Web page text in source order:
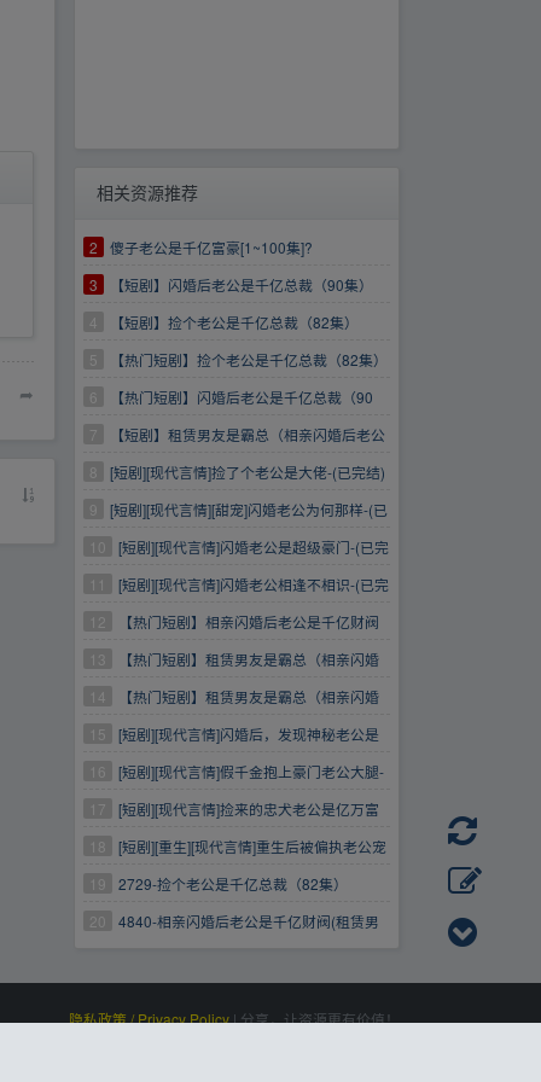
➦
相关资源推荐
2
傻子老公是千亿富豪[1~100集]?
3
【短剧】闪婚后老公是千亿总裁（90集）
4
【短剧】捡个老公是千亿总裁（82集）
5
【热门短剧】捡个老公是千亿总裁（82集）
6
【热门短剧】闪婚后老公是千亿总裁（90
集）
7
【短剧】租赁男友是霸总（相亲闪婚后老公
是千亿财阀）（89集）
8
[短剧][现代言情]捡了个老公是大佬-(已完结)
【508.2MB】}夸克网盘
9
[短剧][现代言情][甜宠]闪婚老公为何那样-(已
完结)【651.7MB】}夸克网盘
10
[短剧][现代言情]闪婚老公是超级豪门-(已完
结)【1.5GB】}夸克网盘
11
[短剧][现代言情]闪婚老公相逢不相识-(已完
结)【568.2MB】}夸克网盘
12
【热门短剧】相亲闪婚后老公是千亿财阀
(租赁男友是霸总)（89集）
13
【热门短剧】租赁男友是霸总（相亲闪婚
后老公是千亿财阀）（89集）
14
【热门短剧】租赁男友是霸总（相亲闪婚
后老公是千亿财阀）（89集）
15
[短剧][现代言情]闪婚后，发现神秘老公是
上司-(已完结)【565.2MB】}夸克网盘
16
[短剧][现代言情]假千金抱上豪门老公大腿-
(已完结)【570.9MB】}夸克网盘
17
[短剧][现代言情]捡来的忠犬老公是亿万富
翁-(已完结)【552.9MB】}夸克网盘
18
[短剧][重生][现代言情]重生后被偏执老公宠
上天-(已完结)【1.9GB】}夸克网盘
19
2729-捡个老公是千亿总裁（82集）
20
4840-相亲闪婚后老公是千亿财阀(租赁男
隐私政策 / Privacy Policy|分享，让资源更有价值！